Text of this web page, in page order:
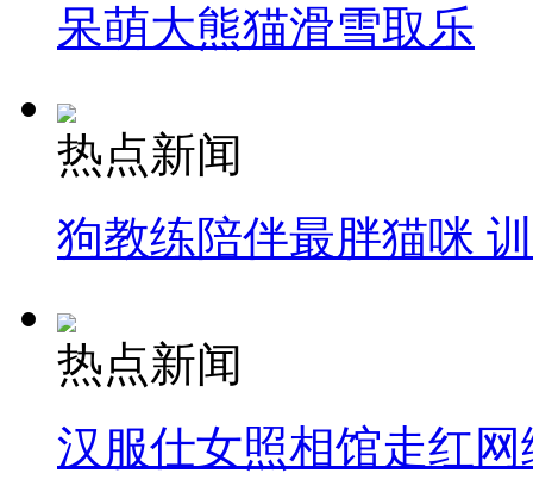
呆萌大熊猫滑雪取乐
热点新闻
狗教练陪伴最胖猫咪
热点新闻
汉服仕女照相馆走红网